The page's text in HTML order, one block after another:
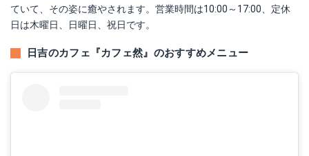
ていて、その姿に癒やされます。営業時間は10:00～17:00、定休
日は木曜日、日曜日、祝日です。
日吉のカフェ『カフェ然』のおすすめメニュー